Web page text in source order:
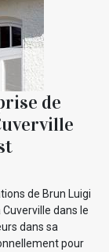
de
de Brun Luigi
dans le
dans sa
pour